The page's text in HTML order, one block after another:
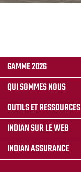
GAMME 2026
QUI SOMMES NOUS
OUTILS ET RESSOURCES
INDIAN SUR LE WEB
INDIAN ASSURANCE